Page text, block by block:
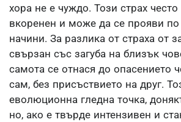
хора не е чуждо. Този страх
вкоренен и може да се прояви по
начини. За разлика от страха от
свързан със загуба на близък
самота се отнася до опасението
сам, без присъствието на друг.
еволюционна гледна точка,
но, ако е твърде интензивен и